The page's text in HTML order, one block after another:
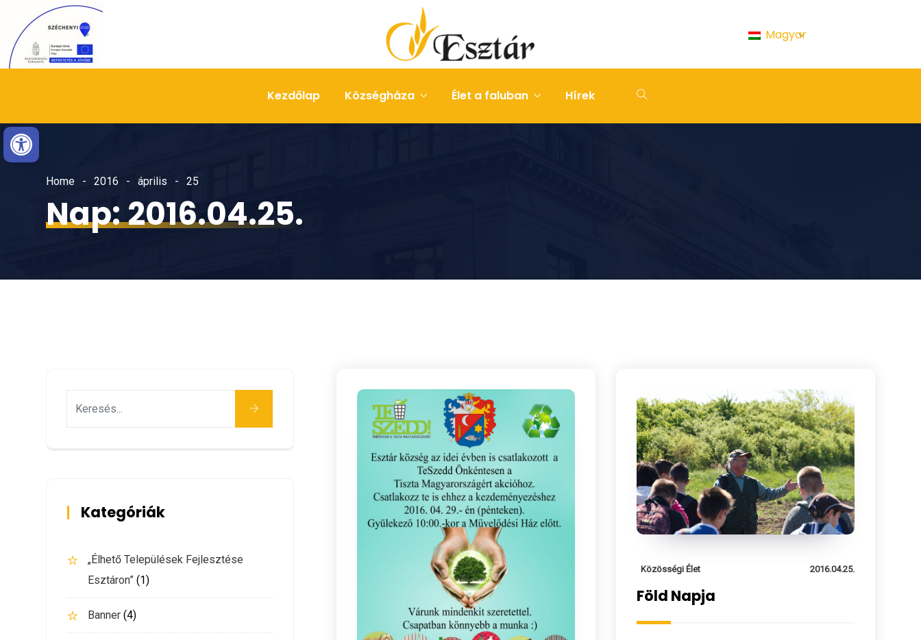
Eszköztár megnyitása
Content
navigációhoz
Magyar
Kezdőlap Községháza Élet a faluban Hírek
Home 2016 április 25
Nap:2016.04.25.
Közösségi Élet 2016.04.25.
Föld Napja
Kategóriák
„Élhető Települések Fejlesztése
Esztáron” (1)
Banner (4)